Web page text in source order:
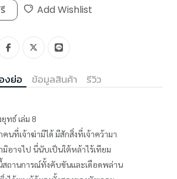
Add Wishlist
งย่อ ข้อมูลสินค้า รีวิว
ทธ์ เล่ม 8
นที่เจ้าฆ่ามิได้ มีสักสิ่งที่เจ้าคว้ามา
มิอาจไป นี่นับเป็นใต้หล้าไร้เทียม
ถานการณ์ทั้งคับขันและเดือดพล่าน